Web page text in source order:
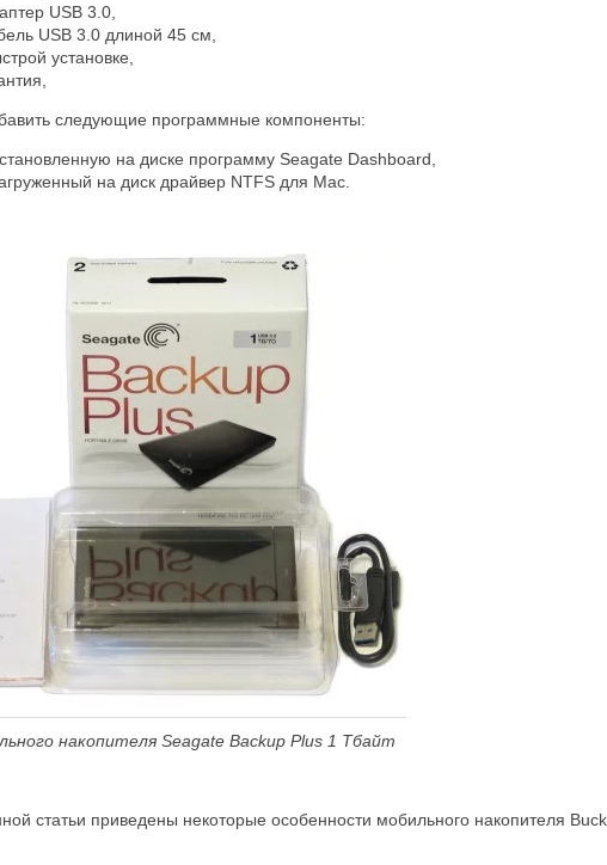
USB 3.0,
USB 3.0 длиной 45 см,
установке,
следующие программные компоненты:
на диске программу Seagate Dashboard,
на диск драйвер NTFS для Mac.
накопителя Seagate Backup Plus 1 Тбайт
статьи приведены некоторые особенности мобильного накопителя